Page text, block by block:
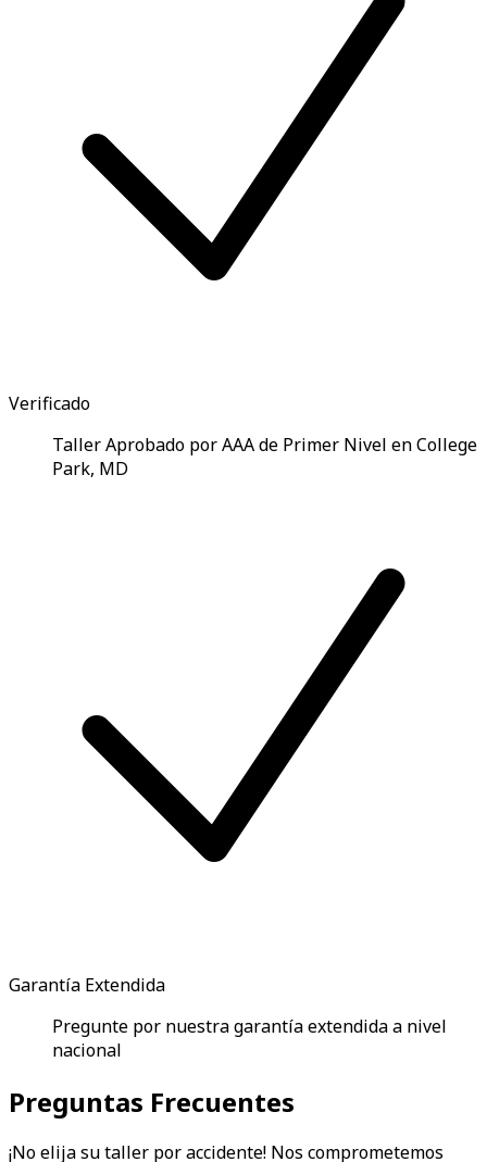
Verificado
Taller Aprobado por AAA de Primer Nivel en College
Park, MD
Garantía Extendida
Pregunte por nuestra garantía extendida a nivel
nacional
Preguntas Frecuentes
¡No elija su taller por accidente! Nos comprometemos